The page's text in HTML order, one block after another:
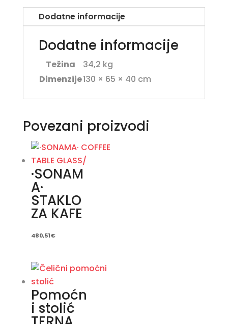
količina
Dodatne informacije
Dodatne informacije
Težina
34,2 kg
Dimenzije130 × 65 × 40 cm
Povezani proizvodi
·SONAM
A·
STAKLO
ZA KAFE
480,51€
Pomoćn
i stolić